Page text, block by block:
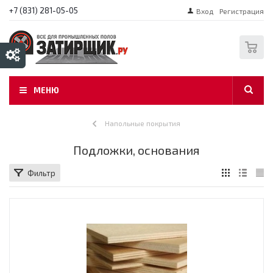
+7 (831) 281-05-05 Вход Регистрация
МЕНЮ
Напольные покрытия
Подложки, основания
Фильтр